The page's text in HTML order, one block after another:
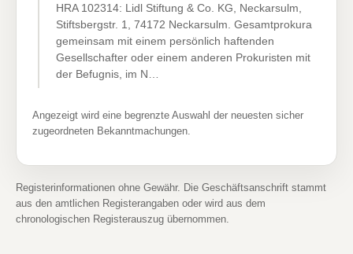
HRA 102314: Lidl Stiftung & Co. KG, Neckarsulm,
Stiftsbergstr. 1, 74172 Neckarsulm. Gesamtprokura
gemeinsam mit einem persönlich haftenden
Gesellschafter oder einem anderen Prokuristen mit
der Befugnis, im N…
Angezeigt wird eine begrenzte Auswahl der neuesten sicher
zugeordneten Bekanntmachungen.
Registerinformationen ohne Gewähr. Die Geschäftsanschrift stammt
aus den amtlichen Registerangaben oder wird aus dem
chronologischen Registerauszug übernommen.